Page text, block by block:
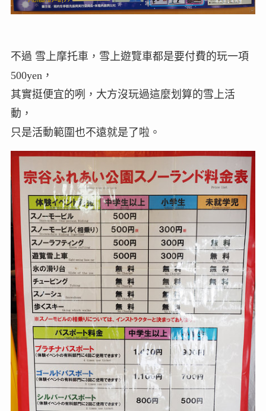
不過 雪上摩托車，雪上遊覽車都是要付費的玩一項
500yen，
其實挺便宜的咧，大方沒玩過這麼划算的雪上活
動，
只是活動範圍也不遠就是了啦。